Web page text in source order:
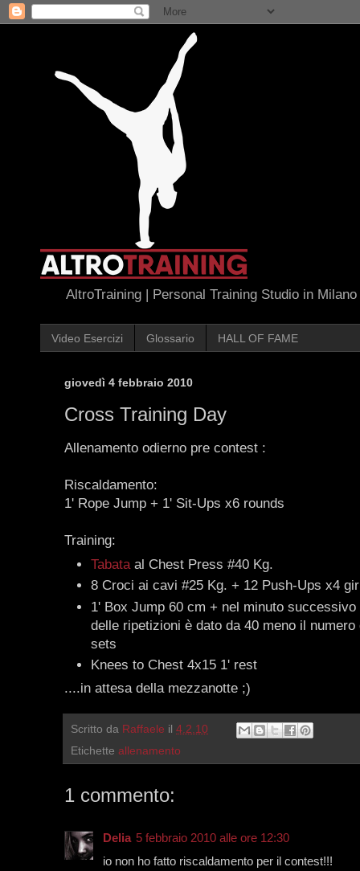
AltroTraining | Personal Training Studio in Milano
Video Esercizi Glossario HALL OF FAME
giovedì 4 febbraio 2010
Cross Training Day
Allenamento odierno pre contest :
Riscaldamento:
1' Rope Jump + 1' Sit-Ups x6 rounds
Training:
Tabataal Chest Press #40 Kg.
8 Croci ai cavi #25 Kg. + 12 Push-Ups x4
1' Box Jump 60 cm + nel minuto
delle ripetizioni è dato da 40 meno il
sets
Knees to Chest 4x15 1' rest
....in attesa della mezzanotte ;)
Scritto da Raffaele il 4.2.10
Etichette allenamento
1 commento:
Delia 5 febbraio 2010 alle ore 12:30
io non ho fatto riscaldamento per il contest!!!